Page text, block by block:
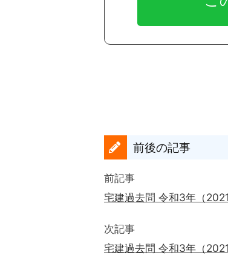
前後の記事
前記事
宅建過去問 令和3年（
次記事
宅建過去問 令和3年（